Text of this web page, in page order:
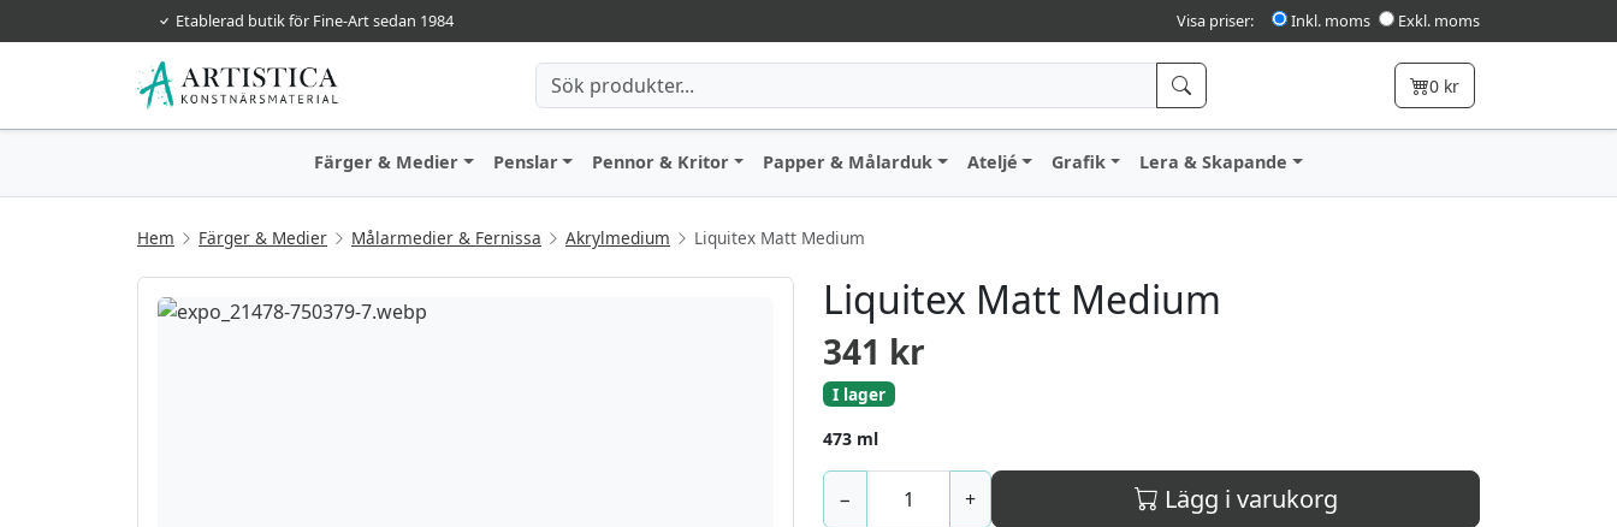
Etablerad butik för Fine-Art sedan 1984 Visa priser: Inkl. moms Exkl. moms
0 kr
Färger & Medier Penslar Pennor & Kritor Papper & Målarduk Ateljé Grafik Lera & Skapande
Hem Färger & Medier Målarmedier & Fernissa Akrylmedium Liquitex Matt Medium
Liquitex Matt Medium
341 kr
I lager
473 ml
− + Lägg i varukorg